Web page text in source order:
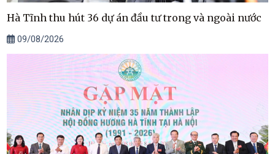
Hà Tĩnh thu hút 36 dự án đầu tư trong và ngoài nước
09/08/2026